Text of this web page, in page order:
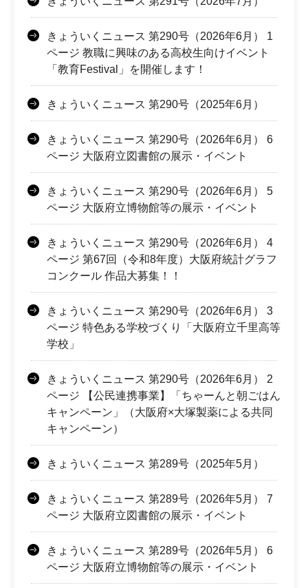
きょういくニュース 第290号（2026年6月） 1
ページ 教職に興味のある高校生向けイベント
「教育Festival」を開催します！
きょういくニュース 第290号（2025年6月）
きょういくニュース 第290号（2026年6月） 6
ページ 大阪府立図書館の展示・イベント
きょういくニュース 第290号（2026年6月） 5
ページ 大阪府立博物館等の展示・イベント
きょういくニュース 第290号（2026年6月） 4
ページ 第67回（令和8年度）大阪府統計グラフ
コンクール 作品大募集！！
きょういくニュース 第290号（2026年6月） 3
ページ 特色ある学校づくり「大阪府立千里高等
学校」
きょういくニュース 第290号（2026年6月） 2
ページ 【公民連携事業】「ちゃーんと朝ごはん
キャンペーン」（大阪府×大塚製薬による共同
キャンペーン）
きょういくニュース 第289号（2025年5月）
きょういくニュース 第289号（2026年5月） 7
ページ 大阪府立図書館の展示・イベント
きょういくニュース 第289号（2026年5月） 6
ページ 大阪府立博物館等の展示・イベント